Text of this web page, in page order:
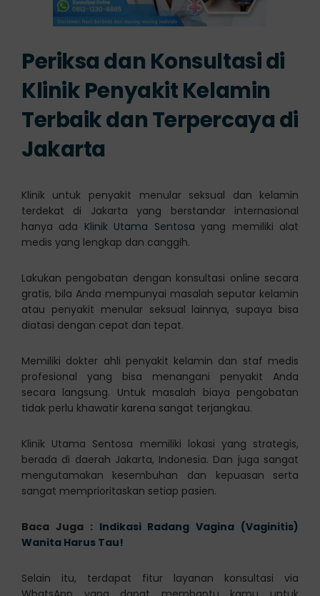
Periksa dan Konsultasi di
Klinik Penyakit Kelamin
Terbaik dan Terpercaya di
Jakarta
Klinik untuk penyakit menular seksual dan kelamin
terdekat di Jakarta yang berstandar internasional
hanya ada Klinik Utama Sentosa yang memiliki alat
medis yang lengkap dan canggih.
Lakukan pengobatan dengan konsultasi online secara
gratis, bila Anda mempunyai masalah seputar kelamin
atau penyakit menular seksual lainnya, supaya bisa
diatasi dengan cepat dan tepat.
Memiliki dokter ahli penyakit kelamin dan staf medis
profesional yang bisa menangani penyakit Anda
secara langsung. Untuk masalah biaya pengobatan
tidak perlu khawatir karena sangat terjangkau.
Klinik Utama Sentosa memiliki lokasi yang strategis,
berada di daerah Jakarta, Indonesia. Dan juga sangat
mengutamakan kesembuhan dan kepuasan serta
sangat memprioritaskan setiap pasien.
Baca Juga : Indikasi Radang Vagina (Vaginitis)
Wanita Harus Tau!
Selain itu, terdapat fitur layanan konsultasi via